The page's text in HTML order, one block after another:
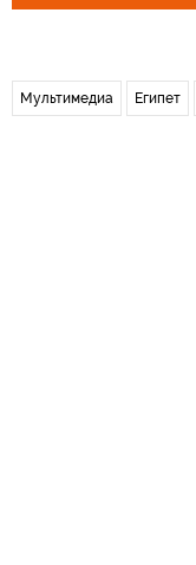
Мультимедиа Египет